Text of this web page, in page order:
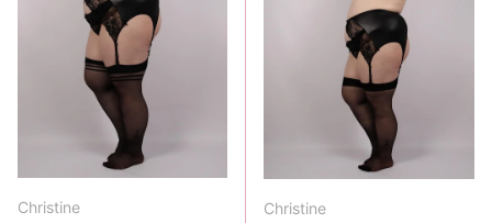
Christine Christine